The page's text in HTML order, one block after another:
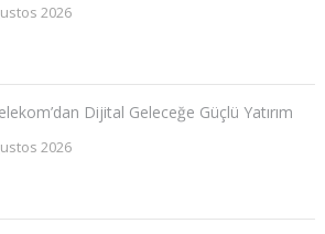
2026
Dijital Geleceğe Güçlü Yatırım
2026